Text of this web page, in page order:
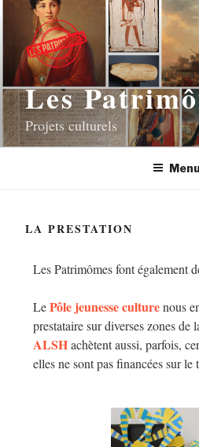
Les
Projets culturels
Menu
LA PRESTATION
Les Patrimômes font également
LePôle jeunesse culturenous
prestataire sur diverses zones
ALSHachètent aussi, parfois,
elles ne sont pas financées sur le